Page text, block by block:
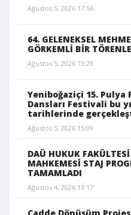
Ağustos 5, 2026 17:56
64. GELENEKSEL
GÖRKEMLİ BİR
Ağustos 5, 2026 15:29
Yeniboğaziçi 15.
Dansları Festivali bu
tarihlerinde
Ağustos 5, 2026 15:09
DAÜ HUKUK
MAHKEMESİ STAJ
TAMAMLADI
Ağustos 4, 2026 13:17
Cadde Dönüşüm